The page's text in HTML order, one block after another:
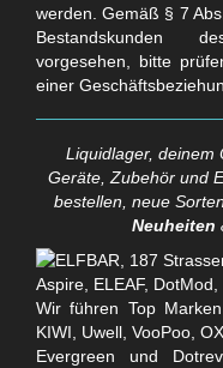
werden. Gemäß § 7
Bestandskunden
vorgesehen, bitte
einer
Liquidlager, deinem
Geräte, Zubehör und
bestellen, neue
Neuheiten
Wir führen Top
KIWI, Uwell, VooPoo,
Evergreen und